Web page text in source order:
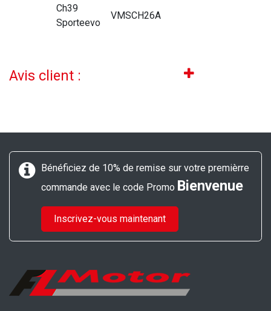
Ch39
Sporteevo
VMSCH26A
Avis client :
Bénéficiez de 10% de remise sur votre premièrre
commande avec le code Promo Bienvenue
Inscrivez-vous maintenant